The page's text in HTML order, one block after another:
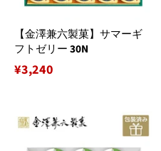
【金澤兼六製菓】サマーギ
フトゼリー 30N
通
格
¥3,240